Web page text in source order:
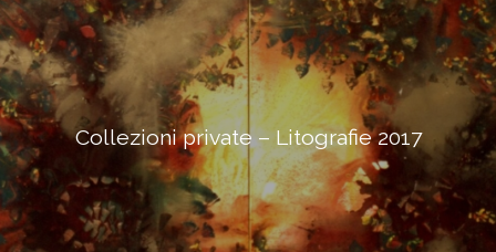
Collezioni private – Litografie 2017